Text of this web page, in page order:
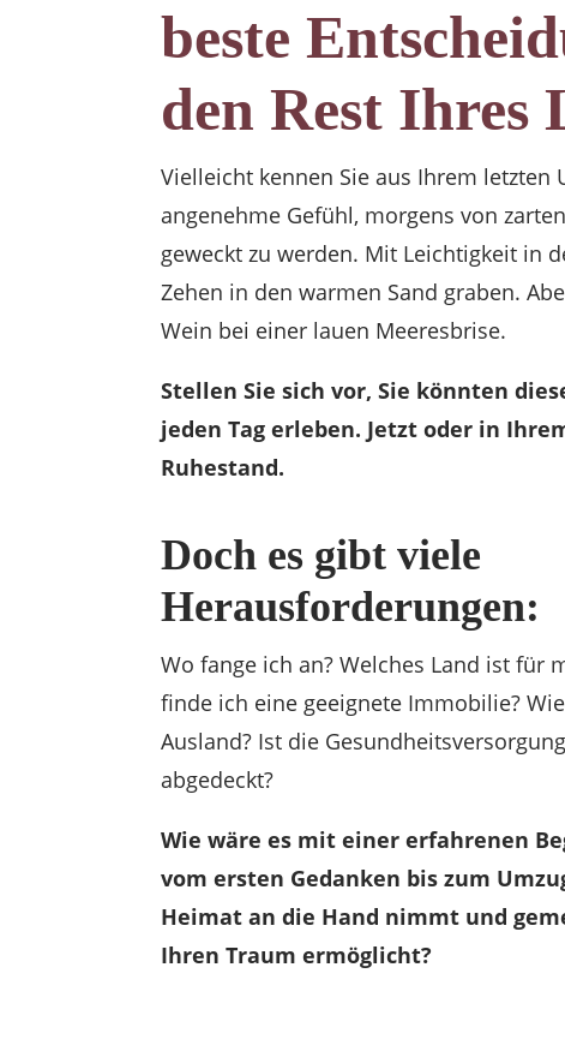
beste
den Rest Ihres
Vielleicht kennen Sie aus Ihrem letzten
angenehme Gefühl, morgens von
geweckt zu werden. Mit Leichtigkeit in
Zehen in den warmen Sand graben.
Wein bei einer lauen Meeresbrise.
Stellen Sie sich vor, Sie könnten
jeden Tag erleben. Jetzt oder in
Ruhestand.
Doch es gibt viele
Herausforderungen:
Wo fange ich an? Welches Land ist für
finde ich eine geeignete Immobilie?
Ausland? Ist die
abgedeckt?
Wie wäre es mit einer erfahrenen
vom ersten Gedanken bis zum
Heimat an die Hand nimmt und
Ihren Traum ermöglicht?